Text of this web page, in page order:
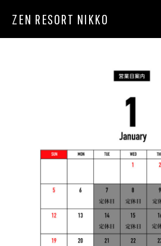
ZEN RESORT NIKKO